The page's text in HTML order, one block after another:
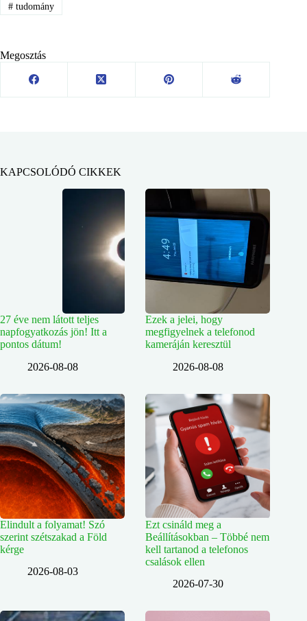
#tudomány
Megosztás
KAPCSOLÓDÓ CIKKEK
27 éve nem látott teljes
napfogyatkozás jön! Itt a
pontos dátum!
2026-08-08
Ezek a jelei, hogy
megfigyelnek a telefonod
kameráján keresztül
2026-08-08
Elindult a folyamat! Szó
szerint szétszakad a Föld
kérge
2026-08-03
Ezt csináld meg a
Beállításokban – Többé nem
kell tartanod a telefonos
csalások ellen
2026-07-30